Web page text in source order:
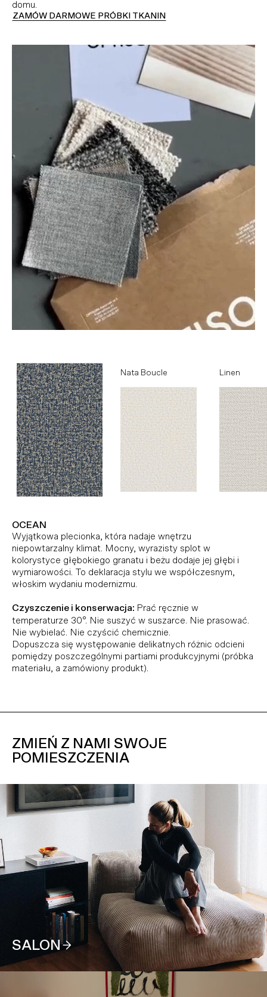
domu.
ZAMÓW DARMOWE PRÓBKI TKANIN
Ocean Nata Boucle Linen
OCEAN
Wyjątkowa plecionka, która nadaje wnętrzu
niepowtarzalny klimat. Mocny, wyrazisty splot w
kolorystyce głębokiego granatu i beżu dodaje jej głębi i
wymiarowości. To deklaracja stylu we współczesnym,
włoskim wydaniu modernizmu.
Czyszczenie i konserwacja: Prać ręcznie w
temperaturze 30°. Nie suszyć w suszarce. Nie prasować.
Nie wybielać. Nie czyścić chemicznie.
Dopuszcza się występowanie delikatnych różnic odcieni
pomiędzy poszczególnymi partiami produkcyjnymi (próbka
materiału, a zamówiony produkt).
ZMIEŃ Z NAMI SWOJE
POMIESZCZENIA
SALON